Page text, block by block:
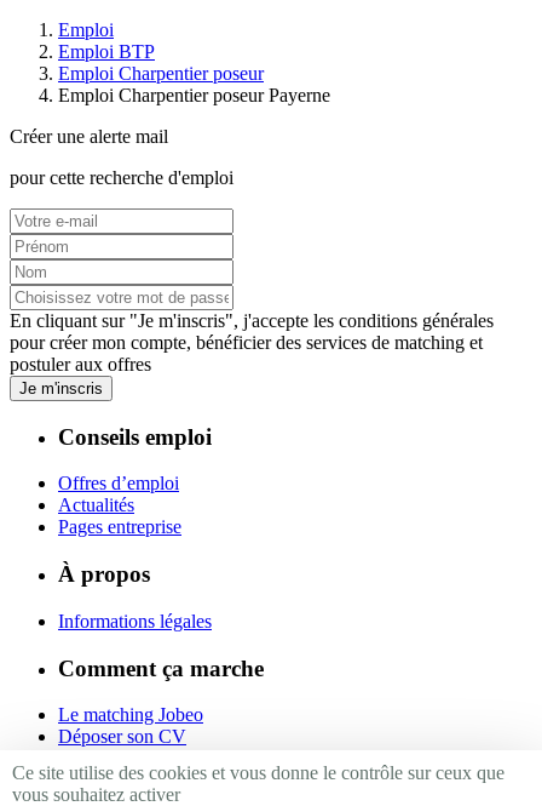
Emploi
Emploi BTP
Emploi Charpentier poseur
Emploi Charpentier poseur Payerne
Créer une alerte mail
pour cette recherche d'emploi
En cliquant sur "Je m'inscris", j'accepte les conditions générales
pour créer mon compte, bénéficier des services de matching et
postuler aux offres
Je m'inscris
Conseils emploi
Offres d’emploi
Actualités
Pages entreprise
À propos
Informations légales
Comment ça marche
Le matching Jobeo
Déposer son CV
Ce site utilise des cookies et vous donne le contrôle sur ceux que
vous souhaitez activer